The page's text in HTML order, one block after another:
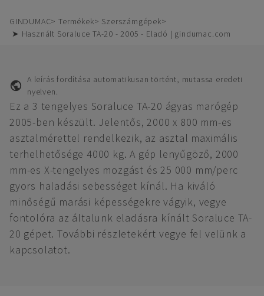
GINDUMAC Termékek
Szerszámgépek
➤ Használt Soraluce TA-20 - 2005 - Eladó | gindumac.com
A leírás fordítása automatikusan történt, mutassa eredeti
nyelven.
Ez a 3 tengelyes Soraluce TA-20 ágyas marógép
2005-ben készült. Jelentős, 2000 x 800 mm-es
asztalmérettel rendelkezik, az asztal maximális
terhelhetősége 4000 kg. A gép lenyűgöző, 2000
mm-es X-tengelyes mozgást és 25 000 mm/perc
gyors haladási sebességet kínál. Ha kiváló
minőségű marási képességekre vágyik, vegye
fontolóra az általunk eladásra kínált Soraluce TA-
20 gépet. További részletekért vegye fel velünk a
kapcsolatot.